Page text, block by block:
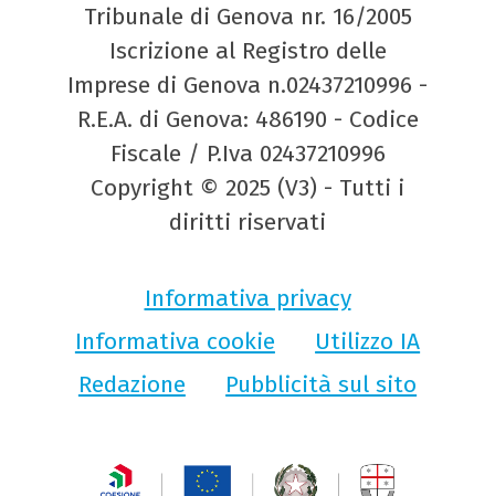
Tribunale di Genova nr. 16/2005
Iscrizione al Registro delle
Imprese di Genova n.02437210996 -
R.E.A. di Genova: 486190 - Codice
Fiscale / P.Iva 02437210996
Copyright © 2025 (V3) - Tutti i
diritti riservati
Informativa privacy
Informativa cookie
Utilizzo IA
Redazione
Pubblicità sul sito